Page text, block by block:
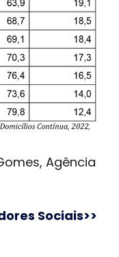
Agência
Sociais>>